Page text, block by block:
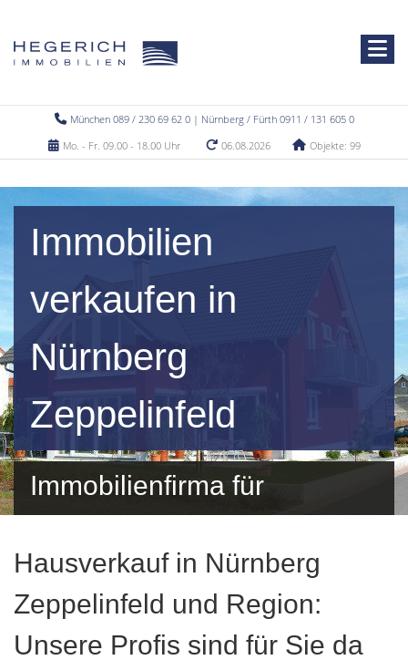
München 089 / 230 69 62 0 | Nürnberg / Fürth 0911 / 131 605 0
Mo. - Fr. 09.00 - 18.00 Uhr
06.08.2026 Objekte: 99
Immobilien
verkaufen in
Nürnberg
Zeppelinfeld
Immobilienfirma für
Hausverkauf in Nürnberg
Zeppelinfeld und Region:
Unsere Profis sind für Sie da